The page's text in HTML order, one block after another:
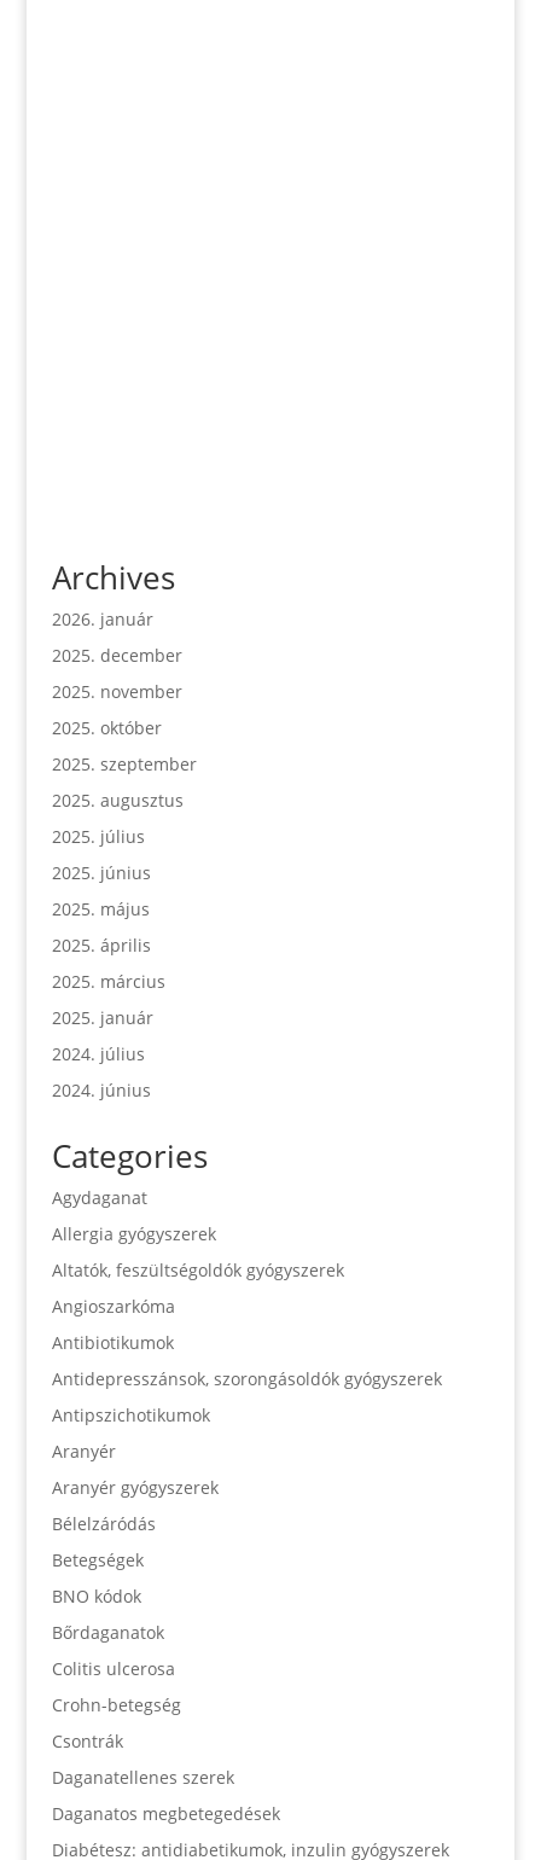
Archives
2026. január
2025. december
2025. november
2025. október
2025. szeptember
2025. augusztus
2025. július
2025. június
2025. május
2025. április
2025. március
2025. január
2024. július
2024. június
Categories
Agydaganat
Allergia gyógyszerek
Altatók, feszültségoldók gyógyszerek
Angioszarkóma
Antibiotikumok
Antidepresszánsok, szorongásoldók gyógyszerek
Antipszichotikumok
Aranyér
Aranyér gyógyszerek
Bélelzáródás
Betegségek
BNO kódok
Bőrdaganatok
Colitis ulcerosa
Crohn-betegség
Csontrák
Daganatellenes szerek
Daganatos megbetegedések
Diabétesz: antidiabetikumok, inzulin gyógyszerek